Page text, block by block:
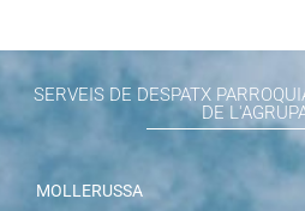
SERVEIS DE DESPATX
DE
MOLLERUSSA